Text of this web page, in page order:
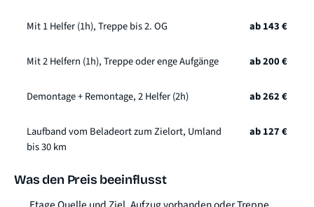
Mit 1 Helfer (1h), Treppe bis 2. OG ab 143 €
Mit 2 Helfern (1h), Treppe oder enge Aufgänge ab 200 €
Demontage + Remontage, 2 Helfer (2h) ab 262 €
Laufband vom Beladeort zum Zielort, Umland
bis 30 km
ab 127 €
Was den Preis beeinflusst